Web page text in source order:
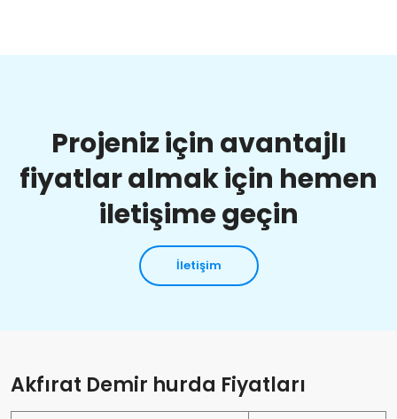
Projeniz için avantajlı
fiyatlar almak için hemen
iletişime geçin
İletişim
Akfırat Demir hurda Fiyatları